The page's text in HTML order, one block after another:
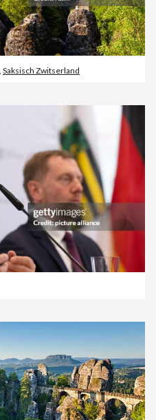
Saksisch Zwitserland